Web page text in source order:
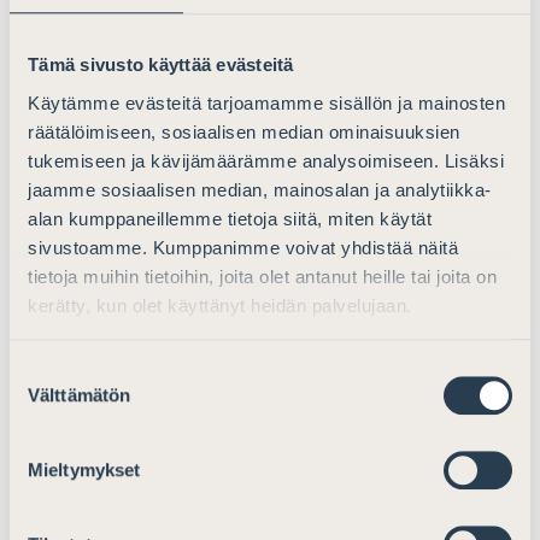
Tämä sivusto käyttää evästeitä
Käytämme evästeitä tarjoamamme sisällön ja mainosten
räätälöimiseen, sosiaalisen median ominaisuuksien
tukemiseen ja kävijämäärämme analysoimiseen. Lisäksi
jaamme sosiaalisen median, mainosalan ja analytiikka-
alan kumppaneillemme tietoja siitä, miten käytät
sivustoamme. Kumppanimme voivat yhdistää näitä
tietoja muihin tietoihin, joita olet antanut heille tai joita on
kerätty, kun olet käyttänyt heidän palvelujaan.
valinta
Välttämätön
Mieltymykset
Mikäli valvottava rikkoisi törkeästi velvollisuuksiaan,
suorittamatta oleva osa osittain tai kokonaan
ehdottomaksi vankeudeksi, jonka pituus olisi vähintään
neljä päivää ja enintään kuusi kuukautta.
Asianajajaliitto näkee perustelluksi sen, että törkeästä
velvollisuuksien rikkomisesta voi seurata suorittamatta
olevan valvonta-ajan muuntaminen osittain tai
kokonaan ehdottomaksi vankeudeksi. Tämä kannustaisi
valvottavaa noudattamaan hänelle asetettuja
Sen sijaan legaliteettiperiaatteen kannalta on
kirjattu sitä, mitä törkeällä velvollisuuksien rikkomisella
tarkoitetaan. Esimerkkejä tästä on esityksen 19 §:n
yksityiskohtaisissa perusteluissa. Asianajajaliitto näkisi